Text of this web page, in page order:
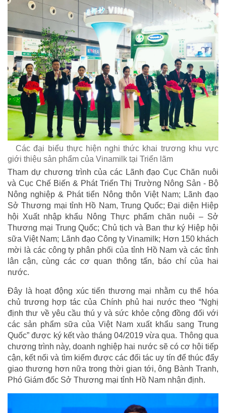
Các đại biểu thực hiện nghi thức khai trương khu vực
giới thiệu sản phẩm của Vinamilk tại Triển lãm
Tham dự chương trình của các Lãnh đạo Cục Chăn nuôi
và Cục Chế Biến & Phát Triển Thị Trường Nông Sản - Bộ
Nông nghiệp & Phát tiển Nông thôn Việt Nam; Lãnh đạo
Sở Thương mại tỉnh Hồ Nam, Trung Quốc; Đại diện Hiệp
hội Xuất nhập khẩu Nông Thực phẩm chăn nuôi – Sở
Thương mại Trung Quốc; Chủ tịch và Ban thư ký Hiệp hội
sữa Việt Nam; Lãnh đạo Công ty Vinamilk; Hơn 150 khách
mời là các công ty phân phối của tỉnh Hồ Nam và các tỉnh
lân cận, cùng các cơ quan thông tấn, báo chí của hai
nước.
Đây là hoạt động xúc tiến thương mại nhằm cụ thể hóa
chủ trương hợp tác của Chính phủ hai nước theo “Nghị
định thư về yêu cầu thú y và sức khỏe cộng đồng đối với
các sản phẩm sữa của Việt Nam xuất khẩu sang Trung
Quốc” được ký kết vào tháng 04/2019 vừa qua. Thông qua
chương trình này, doanh nghiệp hai nước sẽ có cơ hội tiếp
cận, kết nối và tìm kiếm được các đối tác uy tín để thúc đẩy
giao thương hơn nữa trong thời gian tới, ông Bành Tranh,
Phó Giám đốc Sở Thương mại tỉnh Hồ Nam nhận định.